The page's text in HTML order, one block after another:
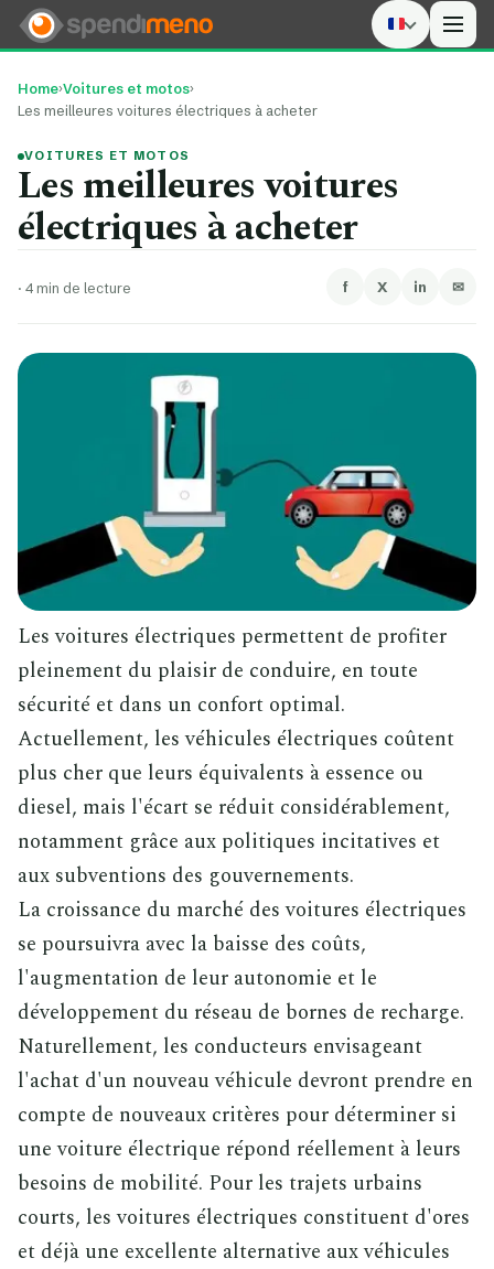
Home›Voitures et motos›
Les meilleures voitures électriques à acheter
VOITURES ET MOTOS
Les meilleures voitures
électriques à acheter
· 4 min de lecture f X in ✉
Les voitures électriques permettent de profiter
pleinement du plaisir de conduire, en toute
sécurité et dans un confort optimal.
Actuellement, les véhicules électriques coûtent
plus cher que leurs équivalents à essence ou
diesel, mais l'écart se réduit considérablement,
notamment grâce aux politiques incitatives et
aux subventions des gouvernements.
La croissance du marché des voitures électriques
se poursuivra avec la baisse des coûts,
l'augmentation de leur autonomie et le
développement du réseau de bornes de recharge.
Naturellement, les conducteurs envisageant
l'achat d'un nouveau véhicule devront prendre en
compte de nouveaux critères pour déterminer si
une voiture électrique répond réellement à leurs
besoins de mobilité. Pour les trajets urbains
courts, les voitures électriques constituent d'ores
et déjà une excellente alternative aux véhicules